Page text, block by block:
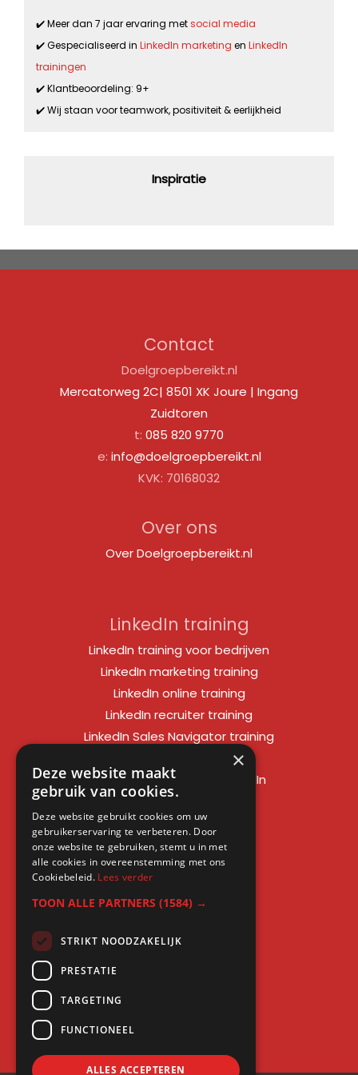
✔️ Meer dan 7 jaar ervaring metsocial media
✔️ Gespecialiseerd in LinkedIn marketing en LinkedIn
trainingen
✔️ Klantbeoordeling: 9+
✔️ Wij staan voor teamwork, positiviteit & eerlijkheid
Inspiratie
Contact
Doelgroepbereikt.nl
Mercatorweg 2C| 8501 XK Joure | Ingang
Zuidtoren
t: 085 820 9770
e: info@doelgroepbereikt.nl
KVK: 70168032
Over ons
Over Doelgroepbereikt.nl
LinkedIn training
LinkedIn training voor bedrijven
LinkedIn marketing training
LinkedIn online training
LinkedIn recruiter training
LinkedIn Sales Navigator training
LinkedIn sales training
Social media training LinkedIn
LinkedIn expert training
LinkedIn workshop
LinkedIn cursus
Cursus LinkedIn zakelijk
LinkedIn profielcheck
×
Deze website maakt
gebruik van cookies.
Deze website gebruikt cookies om uw
gebruikerservaring te verbeteren. Door
onze website te gebruiken, stemt u in met
alle cookies in overeenstemming met ons
Cookiebeleid. Lees verder
TOON ALLE PARTNERS (1584) →
STRIKT NOODZAKELIJK
PRESTATIE
TARGETING
FUNCTIONEEL
ALLES ACCEPTEREN